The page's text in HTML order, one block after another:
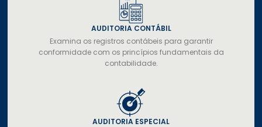
AUDITORIA CONTÁBIL
Examina os registros contábeis para garantir
conformidade com os princípios fundamentais da
contabilidade.
AUDITORIA ESPECIAL